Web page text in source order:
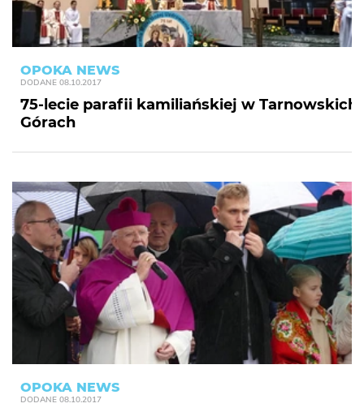
OPOKA NEWS
DODANE 08.10.2017
75-lecie parafii kamiliańskiej w Tarnowskich
Górach
OPOKA NEWS
DODANE 08.10.2017